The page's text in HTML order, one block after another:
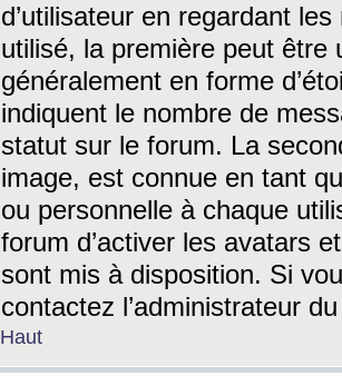
d’utilisateur en regardant
utilisé, la première peut être
généralement en forme
indiquent le nombre de
statut sur le forum. La
image, est connue en tant
ou personnelle à chaque
forum d’activer les avatars
sont mis à disposition. Si
contactez l’administrateur
Haut